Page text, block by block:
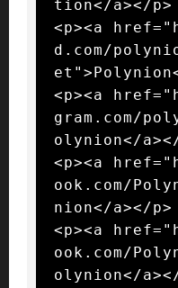
tion</a></p>
<p><a
d.com/
<p><a
gram.com/
olynion</
<p><a
ook.com/
nion</a></p>
<p><a
ook.com/
olynion</